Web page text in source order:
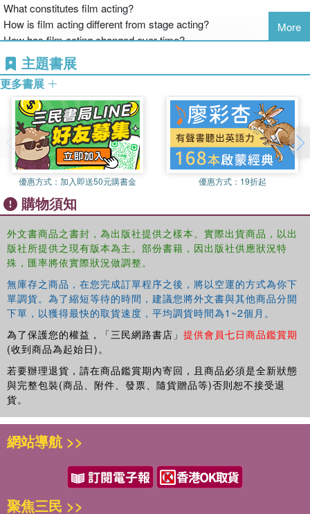
What constitutes film acting?
How is film acting different from stage acting?
How has film acting changed over time?
What signifies realism in film acting?
How is acting different in different genres?
What is the role of the character actor?
In addition to theoretical essays, contributors provide
detailed analyses of specific actors such as Lillian Gish,
Marlon Brando and Sidney Poitier. Styles of acting
discussed include silent film pantomime, 1930s comedic
acting, the Method and acting in avant-garde films.
Articles are grouped into thematic sections, each with an
introduction by the editor.
essential part of their research and reading.
More
主題書展
更多書展
優惠方式： 加入即送50元購書金 優惠方式： 19折起
購物須知
外文書商品之書封，為出版社提供之樣本。實際出貨商品，以出
版社所提供之現有版本為主。部份書籍，因出版社供應狀況特
殊，匯率將依實際狀況做調整。
無庫存之商品，在您完成訂單程序之後，將以空運的方式為你下
單調貨。為了縮短等待的時間，建議您將外文書與其他商品分開
下單，以獲得最快的取貨速度，平均調貨時間為1~2個月。
為了保護您的權益，「三民網路書店」 提供會員七日商品鑑賞期
(收到商品為起始日)。
若要辦理退貨，請在商品鑑賞期內寄回，且商品必須是全新狀態
與完整包裝(商品、附件、發票、隨貨贈品等)否則恕不接受退
貨。
網站導航 >>
聚焦三民 >>